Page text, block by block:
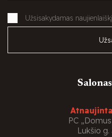
Užsisakydamas
PC
Lukšio g.